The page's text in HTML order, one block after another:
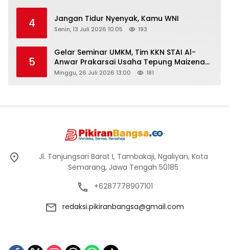
4 Jangan Tidur Nyenyak, Kamu WNI
Senin, 13 Juli 2026 10:05 193
5
Gelar Seminar UMKM, Tim KKN STAI Al-
Anwar Prakarsai Usaha Tepung Maizena
di Logung
Minggu, 26 Juli 2026 13:00 181
Jl. Tanjungsari Barat I, Tambakaji, Ngaliyan, Kota
Semarang, Jawa Tengah 50185
+6287778907101
redaksi.pikiranbangsa@gmail.com